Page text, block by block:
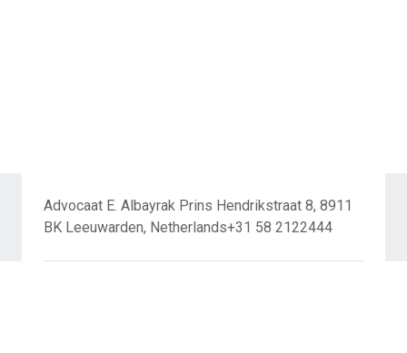
Advocaat E. Albayrak Prins Hendrikstraat 8, 8911
BK Leeuwarden, Netherlands+31 58 2122444